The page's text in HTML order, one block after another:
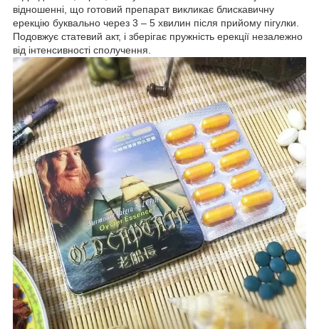
відношенні, що готовий препарат викликає блискавичну
ерекцію буквально через 3 – 5 хвилин після прийому пігулки.
Подовжує статевий акт, і зберігає пружність ерекції незалежно
від інтенсивності сполучення.